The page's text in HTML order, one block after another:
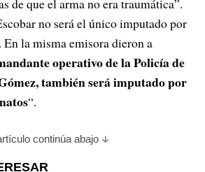
de que el arma no era traumática”.
no será el único imputado por
En la misma emisora dieron a
operativo de la Policía de
también será imputado por
“.
continúa abajo